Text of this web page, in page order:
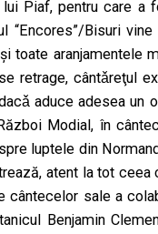
Piaf, pentru care a
“Encores”/Bisuri
toate aranjamentele
retrage, cântǎreţul
aduce adesea un
Modial, în
luptele din
atent la tot ceea
cântecelor sale a
Benjamin